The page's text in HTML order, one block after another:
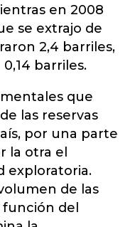
en 2008
se extrajo de
2,4 barriles,
barriles.
que
las reservas
por una parte
la otra el
exploratoria.
de las
del